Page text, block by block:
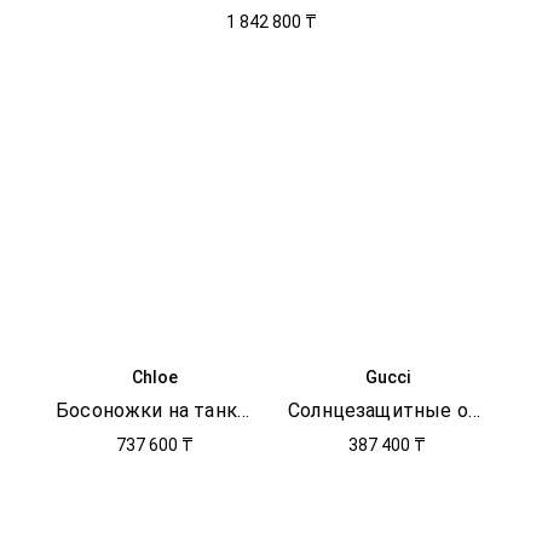
1 842 800 ₸
Chloe
Босоножки на танкетке Maxime
737 600 ₸
Gucci
Солнцезащитные очки Interlocking G
387 400 ₸